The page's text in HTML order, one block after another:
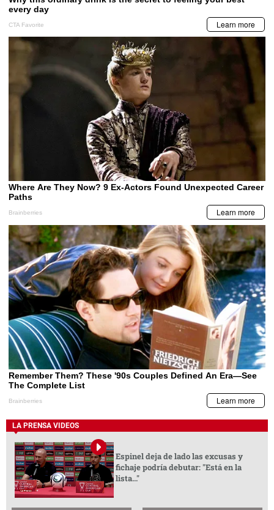
LA PRENSA VIDEOS
Espinel deja de lado las excusas y
fichaje podría debutar: "Está en la
lista..."